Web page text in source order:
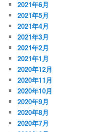
2021年6月
2021年5月
2021年4月
2021年3月
2021年2月
2021年1月
2020年12月
2020年11月
2020年10月
2020年9月
2020年8月
2020年7月